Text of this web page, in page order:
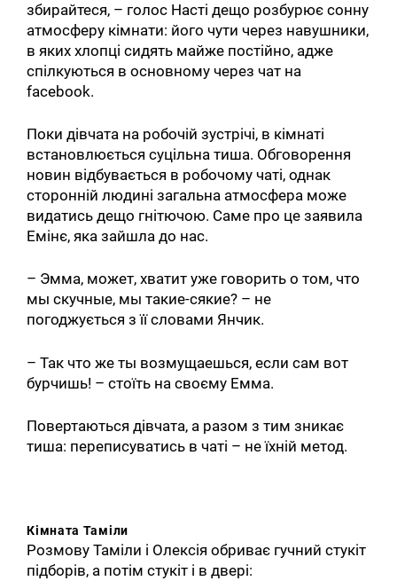
збирайтеся, – голос Насті дещо розбурює сонну
атмосферу кімнати: його чути через навушники,
в яких хлопці сидять майже постійно, адже
спілкуються в основному через чат на
facebook.
Поки дівчата на робочій зустрічі, в кімнаті
встановлюється суцільна тиша. Обговорення
новин відбувається в робочому чаті, однак
сторонній людині загальна атмосфера може
видатись дещо гнітючою. Саме про це заявила
Емінє, яка зайшла до нас.
– Эмма, может, хватит уже говорить о том, что
мы скучные, мы такие-сякие? – не
погоджується з її словами Янчик.
– Так что же ты возмущаешься, если сам вот
бурчишь! – стоїть на своєму Емма.
Повертаються дівчата, а разом з тим зникає
тиша: переписуватись в чаті – не їхній метод.
Кімната Таміли
Розмову Таміли і Олексія обриває гучний стукіт
підборів, а потім стукіт і в двері: